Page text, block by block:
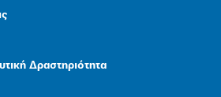
Δραστηριότητα